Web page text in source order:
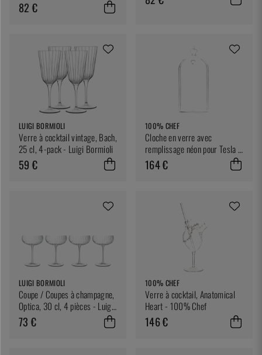
82 €
LUIGI BORMIOLI
Verre à cocktail vintage, Bach,
25 cl, 4-pack - Luigi Bormioli
59 €
100% CHEF
Cloche en verre avec
remplissage néon pour Tesla -
100% Chef
164 €
LUIGI BORMIOLI
Coupe / Coupes à champagne,
Optica, 30 cl, 4 pièces - Luigi
Bormioli
73 €
100% CHEF
Verre à cocktail, Anatomical
Heart - 100% Chef
146 €